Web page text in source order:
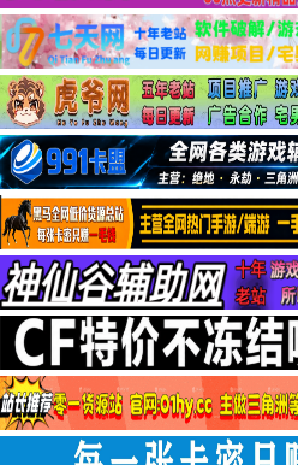
活动线报
常用办公
源码收集
值得一看
两性情感